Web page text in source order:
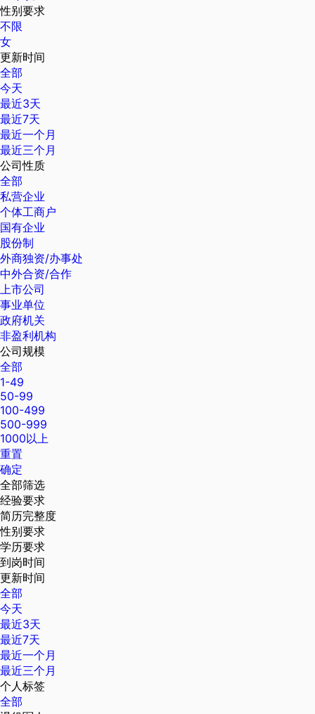
性别要求
不限
女
更新时间
全部
今天
最近3天
最近7天
最近一个月
最近三个月
公司性质
全部
私营企业
个体工商户
国有企业
股份制
外商独资/办事处
中外合资/合作
上市公司
事业单位
政府机关
非盈利机构
公司规模
全部
1-49
50-99
100-499
500-999
1000以上
重置
确定
全部筛选
经验要求
简历完整度
性别要求
学历要求
到岗时间
更新时间
全部
今天
最近3天
最近7天
最近一个月
最近三个月
个人标签
全部